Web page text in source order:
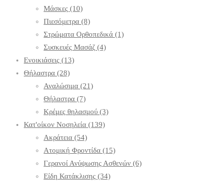
Μάσκες (10)
Πιεσόμετρα (8)
Στρώματα Ορθοπεδικά (1)
Συσκευές Μασάζ (4)
Ενοικιάσεις (13)
Θήλαστρα (28)
Αναλώσιμα (21)
Θήλαστρα (7)
Κρέμες θηλασμού (3)
Κατ'οίκον Νοσηλεία (139)
Ακράτεια (54)
Ατομική Φροντίδα (15)
Γερανοί Ανύψωσης Ασθενών (6)
Είδη Κατάκλισης (34)